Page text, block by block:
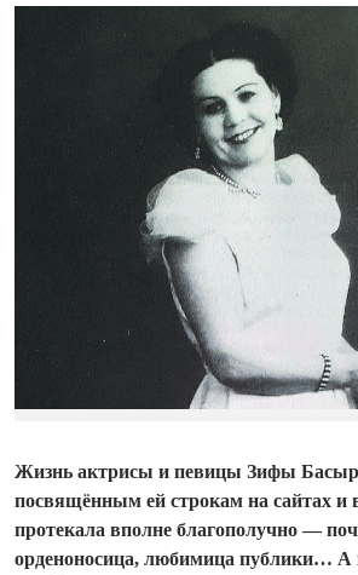
Жизнь актрисы и певицы Зифы
посвящённым ей строкам на сайтах и
протекала вполне благополучно —
орденоносица, любимица публики… А